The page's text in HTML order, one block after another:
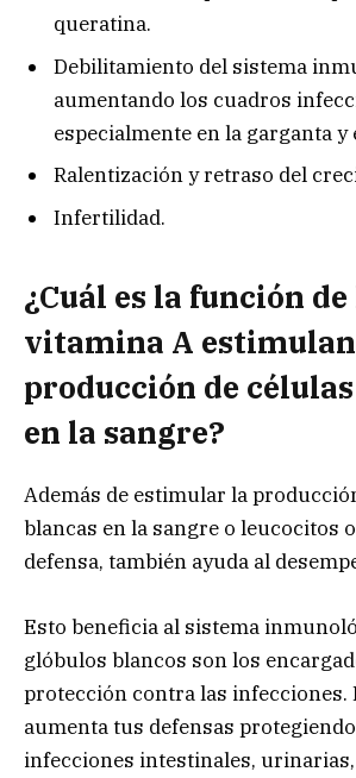
queratina.
Debilitamiento del sistema
aumentando los cuadros
especialmente en la garganta y
Ralentización y retraso del
Infertilidad.
¿Cuál es la función de
vitamina A
producción de
en la sangre?
Además de estimular la
blancas en la sangre o leucocitos
defensa, también ayuda al
Esto beneficia al sistema
glóbulos blancos son los
protección contra las infecciones.
aumenta tus defensas
infecciones intestinales,